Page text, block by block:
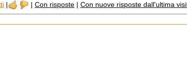
| | Con risposte | Con nuove risposte dall'ultima